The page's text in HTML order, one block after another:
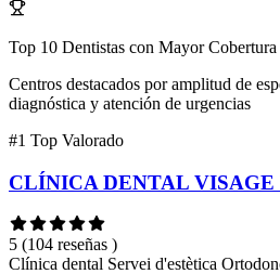
Top 10 Dentistas con Mayor
Centros destacados por amplitud de
diagnóstica y atención de urgencias
#1 Top Valorado
CLÍNICA DENTAL VISAGE
5 (104 reseñas )
Clínica dental Servei d'estètica